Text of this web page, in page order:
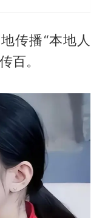
传播“本地人
百。